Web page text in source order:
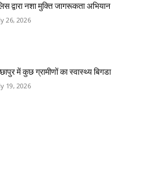
द्वारा नशा मुक्ति जागरूकता अभियान
26, 2026
में कुछ ग्रामीणों का स्वास्थ्य बिगडा
19, 2026